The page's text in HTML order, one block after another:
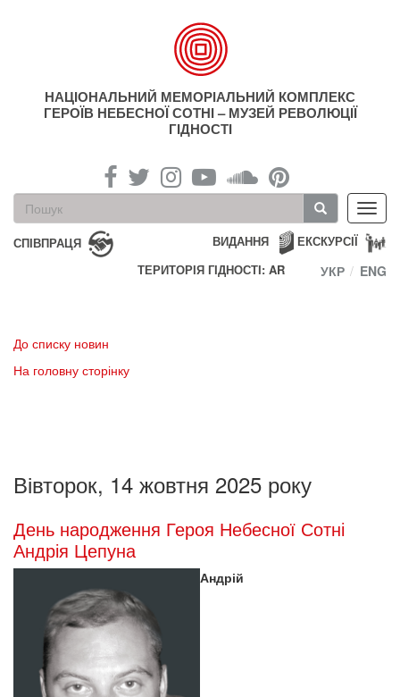
НАЦІОНАЛЬНИЙ МЕМОРІАЛЬНИЙ КОМПЛЕКС
ГЕРОЇВ НЕБЕСНОЇ СОТНІ – МУЗЕЙ РЕВОЛЮЦІЇ
ГІДНОСТІ
Пошукова
форма
Пошук
СПІВПРАЦЯ ЕКСКУРСІЇ
ВИДАННЯ
ТЕРИТОРІЯ ГІДНОСТІ: AR
УКР ENG
До списку новин
На головну сторінку
Вівторок, 14 жовтня 2025 року
День народження Героя Небесної Сотні
Андрія Цепуна
Андрій